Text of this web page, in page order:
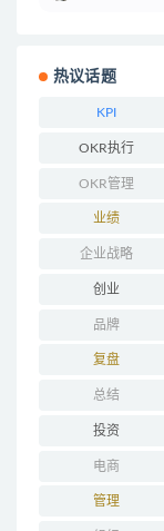
热议话题
KPI
OKR执行
OKR管理
业绩
企业战略
创业
品牌
复盘
总结
投资
电商
管理